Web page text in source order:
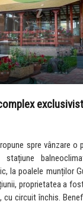
spre vânzare
la poalele munților
proprietatea a
circuit închis.